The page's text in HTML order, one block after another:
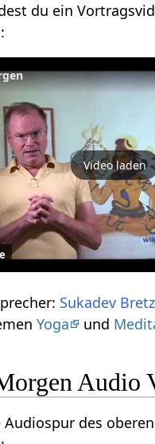
du ein
:
Video laden
Sukadev Bretz
Yoga und
Audio
Audiospur des